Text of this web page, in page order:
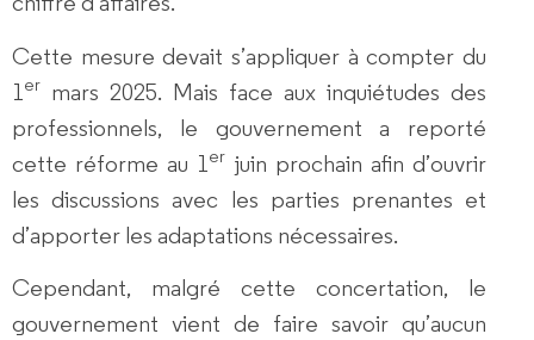
Cette mesure devait s’appliquer à compter du
1 er mars 2025. Mais face aux inquiétudes des
professionnels, le gouvernement a reporté
cette réforme au 1 er juin prochain afin d’ouvrir
les discussions avec les parties prenantes et
d’apporter les adaptations nécessaires.
Cependant, malgré cette concertation, le
gouvernement vient de faire savoir qu’aucun